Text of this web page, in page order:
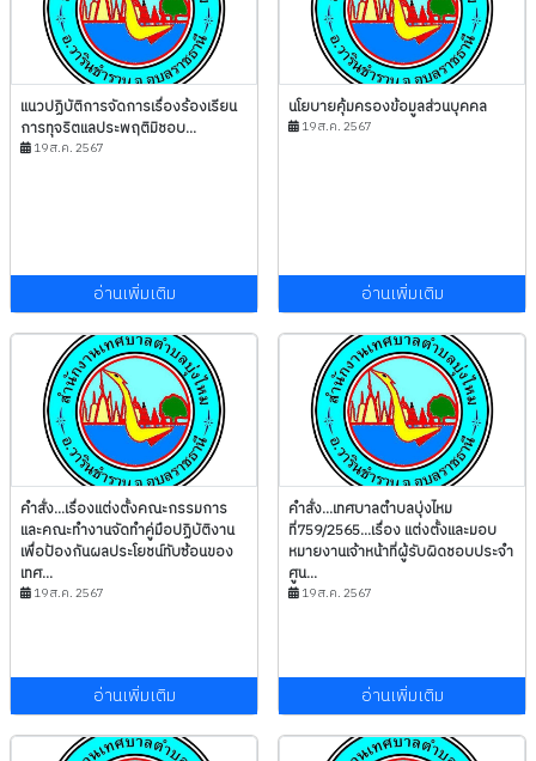
แนวปฏิบัติการจัดการเรื่องร้องเรียน
การทุจริตแลประพฤติมิชอบ...
19 ส.ค. 2567
อ่านเพิ่มเติม
นโยบายคุ้มครองข้อมูลส่วนบุคคล
19 ส.ค. 2567
อ่านเพิ่มเติม
คำสั่ง...เรื่องแต่งตั้งคณะกรรมการ
และคณะทำงานจัดทำคู่มือปฏิบัติงาน
เพื่อป้องกันผลประโยชน์ทับซ้อนของ
เทศ...
19 ส.ค. 2567
อ่านเพิ่มเติม
คำสั่ง...เทศบาลตำบลบุ่งไหม
ที่759/2565...เรื่อง แต่งตั้งและมอบ
หมายงานเจ้าหน้าที่ผู้รับผิดชอบประจำ
ศูน...
19 ส.ค. 2567
อ่านเพิ่มเติม